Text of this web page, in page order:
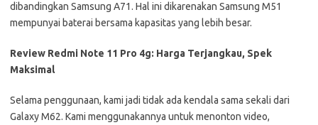
dibandingkan Samsung A71. Hal ini dikarenakan Samsung M51
mempunyai baterai bersama kapasitas yang lebih besar.
Review Redmi Note 11 Pro 4g: Harga Terjangkau, Spek
Maksimal
Selama penggunaan, kami jadi tidak ada kendala sama sekali dari
Galaxy M62. Kami menggunakannya untuk menonton video,